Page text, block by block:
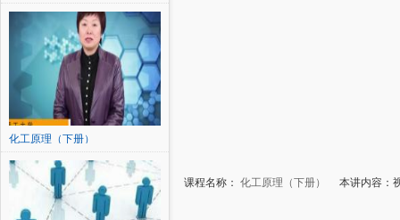
化工原理（下册）
课程名称： 化工原理（下册） 本讲内容：